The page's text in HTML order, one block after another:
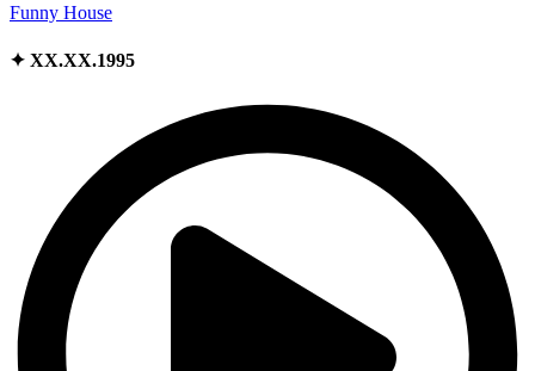
Funny House
✦ XX.XX.1995